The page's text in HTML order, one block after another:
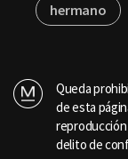
hermano
Queda
de esta
delito de